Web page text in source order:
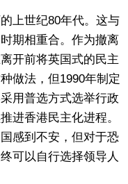
上世纪80年代。这与
期相重合。作为撤离
开前将英国式的民主
做法，但1990年制定
用普选方式选举行政
进香港民主化进程。
感到不安，但对于恐
可以自行选择领导人